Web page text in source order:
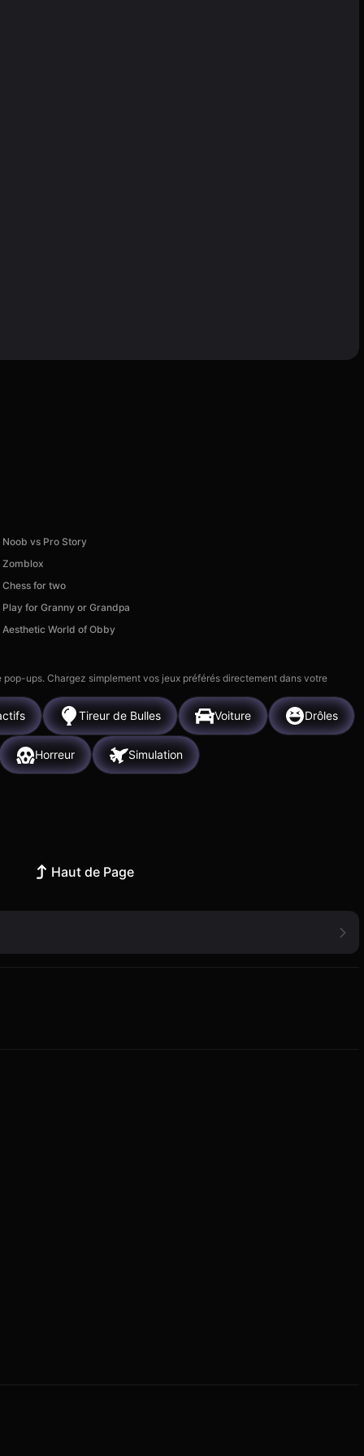
Noob vs Pro Story
Zomblox
Chess for two
Play for Granny or Grandpa
Aesthetic World of Obby
ups. Chargez simplement vos jeux préférés directement dans votre
Tireur de Bulles Voiture Drôles
Horreur Simulation
Haut de Page